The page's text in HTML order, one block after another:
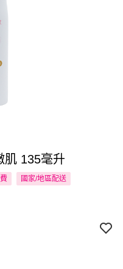
肌 135毫升
國家/地區配送